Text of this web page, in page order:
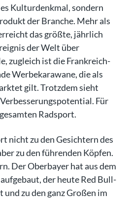
Kulturdenkmal, sondern
der Branche. Mehr als
das größte, jährlich
der Welt über
zugleich ist die Frankreich-
Werbekarawane, die als
gilt. Trotzdem sieht
Für
Radsport.
nicht zu den Gesichtern des
zu den führenden Köpfen.
Der Oberbayer hat aus dem
der heute Red Bull-
zu den ganz Großen im